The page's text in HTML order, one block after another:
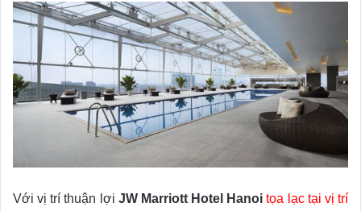
Với vị trí thuận lợi JW Marriott Hotel Hanoi tọa lạc tại vị trí